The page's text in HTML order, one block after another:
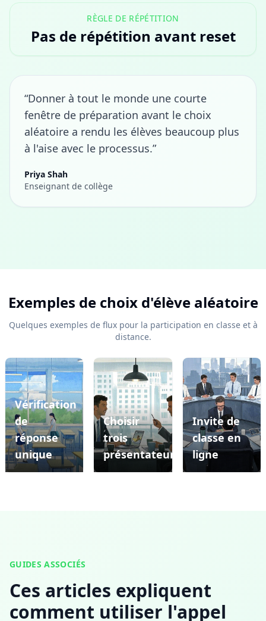
RÈGLE DE RÉPÉTITION
Pas de répétition avant reset
“Donner à tout le monde une courte
fenêtre de préparation avant le choix
aléatoire a rendu les élèves beaucoup plus
à l'aise avec le processus.”
Priya Shah
Enseignant de collège
Exemples de choix d'élève aléatoire
Quelques exemples de flux pour la participation en classe et à
distance.
Précédent
Vérification
de
réponse
unique
Choisir
trois
présentateurs
Invite de
classe en
ligne
GUIDES ASSOCIÉS
Ces articles expliquent
comment utiliser l'appel